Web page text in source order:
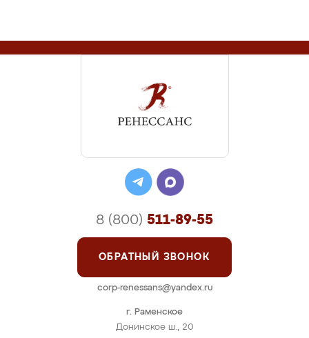
г. Раменское
Донинское ш., 20
8 (800) 511-89-55
ОБРАТНЫЙ ЗВОНОК
corp-renessans@yandex.ru